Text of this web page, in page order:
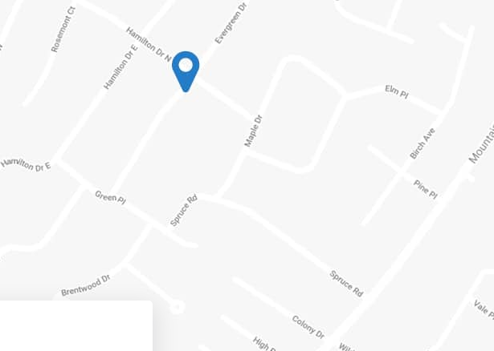
城ケ崎自治会で出前体操講座